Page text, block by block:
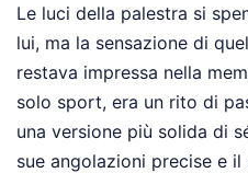
Le luci della palestra si
lui, ma la sensazione di
restava impressa nella
solo sport, era un rito di
una versione più solida di
sue angolazioni precise e